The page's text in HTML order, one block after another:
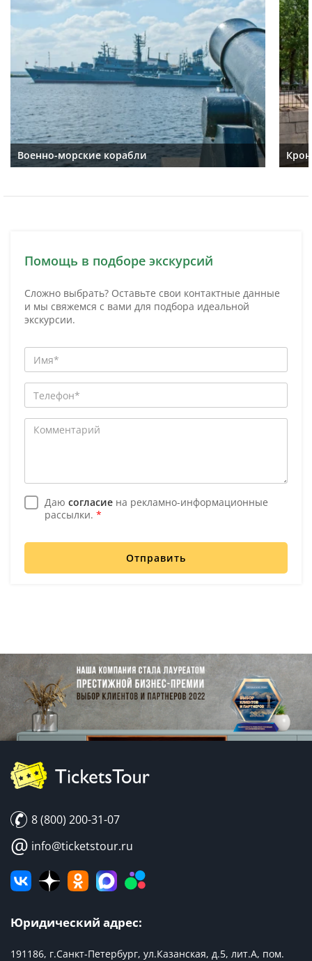
Военно-морские корабли
Помощь в подборе экскурсий
Сложно выбрать? Оставьте свои контактные данные
и мы свяжемся с вами для подбора идеальной
экскурсии.
Даю согласие на рекламно-информационные
рассылки. *
Отправить
8 (800) 200-31-07
@ info@ticketstour.ru
Юридический адрес:
191186, г.Санкт-Петербург, ул.Казанская, д.5, лит.А, пом.